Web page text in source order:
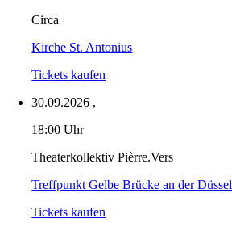
Circa
Kirche St. Antonius
Tickets kaufen
30.09.2026 ,
18:00 Uhr
Theaterkollektiv Pièrre.Vers
Treffpunkt Gelbe Brücke an der Düssel
Tickets kaufen